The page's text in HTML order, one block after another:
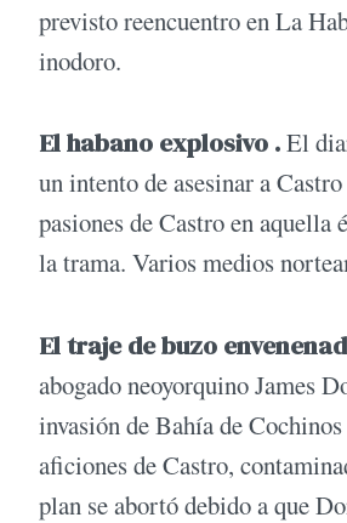
previsto reencuentro en La
inodoro.
El habano explosivo .El
un intento de asesinar a
pasiones de Castro en
la trama. Varios medios
El traje de buzo
abogado neoyorquino James
invasión de Bahía de
aficiones de Castro,
plan se abortó debido a que